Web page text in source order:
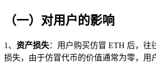
（一）对用户的影响
1、 资产损失：用户购买仿冒 ETH 后，往
损失，由于仿冒代币的价值通常为零，用